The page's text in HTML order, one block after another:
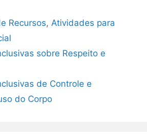
Recursos,Atividades para
sobre Respeito e
de Controle e
do Corpo